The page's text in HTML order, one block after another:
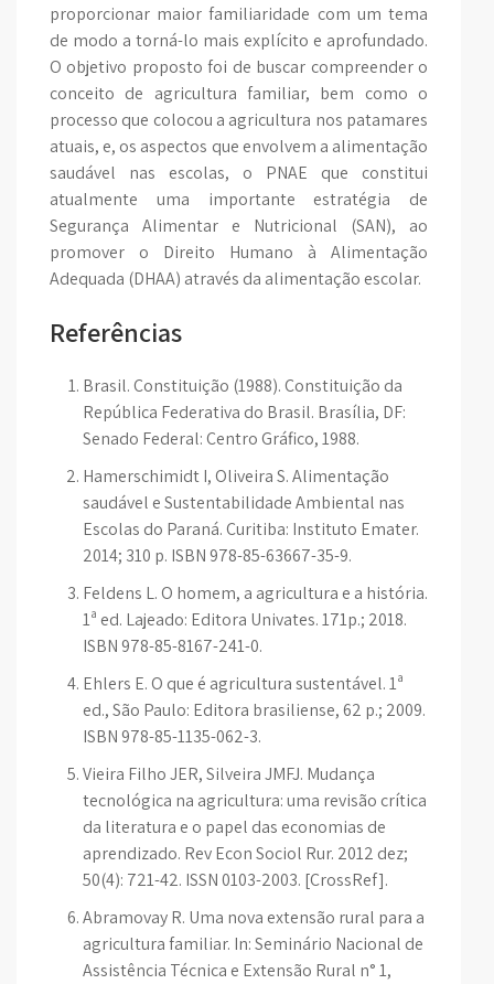
proporcionar maior familiaridade com um tema
de modo a torná-lo mais explícito e aprofundado.
O objetivo proposto foi de buscar compreender o
conceito de agricultura familiar, bem como o
processo que colocou a agricultura nos patamares
atuais, e, os aspectos que envolvem a alimentação
saudável nas escolas, o PNAE que constitui
atualmente uma importante estratégia de
Segurança Alimentar e Nutricional (SAN), ao
promover o Direito Humano à Alimentação
Adequada (DHAA) através da alimentação escolar.
Referências
Brasil. Constituição (1988). Constituição da
República Federativa do Brasil. Brasília, DF:
Senado Federal: Centro Gráfico, 1988.
Hamerschimidt I, Oliveira S. Alimentação
saudável e Sustentabilidade Ambiental nas
Escolas do Paraná. Curitiba: Instituto Emater.
2014; 310 p. ISBN 978-85-63667-35-9.
Feldens L. O homem, a agricultura e a história.
1ª ed. Lajeado: Editora Univates. 171p.; 2018.
ISBN 978-85-8167-241-0.
Ehlers E. O que é agricultura sustentável. 1ª
ed., São Paulo: Editora brasiliense, 62 p.; 2009.
ISBN 978-85-1135-062-3.
Vieira Filho JER, Silveira JMFJ. Mudança
tecnológica na agricultura: uma revisão crítica
da literatura e o papel das economias de
aprendizado. Rev Econ Sociol Rur. 2012 dez;
50(4): 721-42. ISSN 0103-2003. [CrossRef].
Abramovay R. Uma nova extensão rural para a
agricultura familiar. In: Seminário Nacional de
Assistência Técnica e Extensão Rural n° 1,